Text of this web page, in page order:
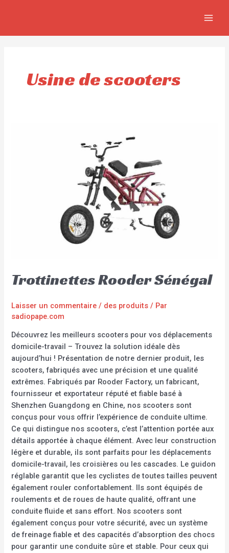
Usine de scooters
Trottinettes Rooder Sénégal
Laisser un commentaire / des produits / Par
sadiopape.com
Découvrez les meilleurs scooters pour vos déplacements
domicile-travail – Trouvez la solution idéale dès
aujourd’hui ! Présentation de notre dernier produit, les
scooters, fabriqués avec une précision et une qualité
extrêmes. Fabriqués par Rooder Factory, un fabricant,
fournisseur et exportateur réputé et fiable basé à
Shenzhen Guangdong en Chine, nos scooters sont
conçus pour vous offrir l’expérience de conduite ultime.
Ce qui distingue nos scooters, c’est l’attention portée aux
détails apportée à chaque élément. Avec leur construction
légère et durable, ils sont parfaits pour les déplacements
domicile-travail, les croisières ou les cascades. Le guidon
réglable garantit que les cyclistes de toutes tailles peuvent
également rouler confortablement. Ils sont équipés de
roulements et de roues de haute qualité, offrant une
conduite fluide et sans effort. Nos scooters sont
également conçus pour votre sécurité, avec un système
de freinage fiable et des capacités d’absorption des chocs
pour garantir une conduite sûre et stable. Pour ceux qui